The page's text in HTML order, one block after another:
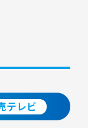
テレビ